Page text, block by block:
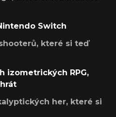
Switch
které si teď
izometrických RPG,
her, které si